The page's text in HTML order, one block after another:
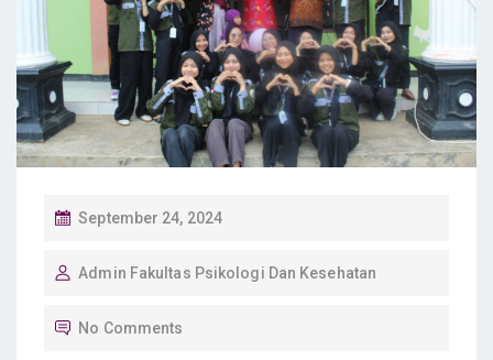
P
S
September 24, 2024
Admin Fakultas Psikologi Dan Kesehatan
No Comments